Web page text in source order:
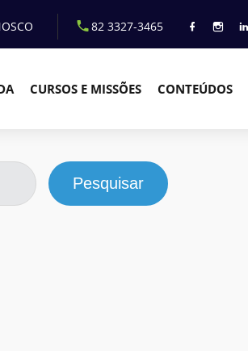
82 3327-3465
CURSOS E MISSÕES CONTEÚDOS
Pesquisar